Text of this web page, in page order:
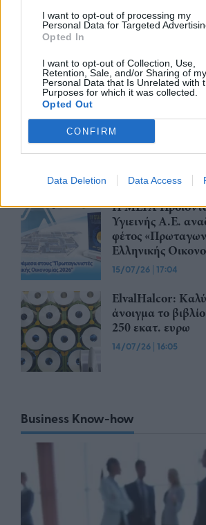
I want to opt-out of processing my
Personal Data for Targeted
Opted In
I want to opt-out of Collection, Use,
Retention, Sale, and/or Sharing of my
Personal Data that Is Unrelated with
Purposes for which it was collected.
Opted Out
CONFIRM
Data Deletion Data Access
Ποτών αποτελεί
κλάδο της
επενδύσεις €7,2
2015-2024
20/07/26 16:38
Θεοδωρικάκος:
καλοπληρωμένες
στη βιομηχανία τα
χρόνια»
16/07/26|11:14
Η ΜΕΓΑ
Υγιεινής Α.Ε.
φέτος
Ελληνικής
15/07/26 | 17:04
ElvalHalcor:
άνοιγμα το
250 εκατ. ευρω
14/07/26 | 16:05
Business Know-how